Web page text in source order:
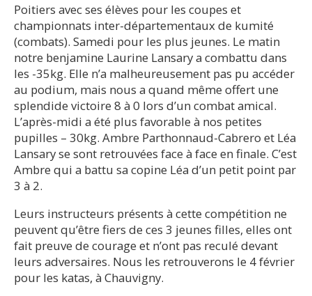
Poitiers avec ses élèves pour les coupes et
championnats inter-départementaux de kumité
(combats). Samedi pour les plus jeunes. Le matin
notre benjamine Laurine Lansary a combattu dans
les -35kg. Elle n’a malheureusement pas pu accéder
au podium, mais nous a quand même offert une
splendide victoire 8 à 0 lors d’un combat amical.
L’après-midi a été plus favorable à nos petites
pupilles – 30kg. Ambre Parthonnaud-Cabrero et Léa
Lansary se sont retrouvées face à face en finale. C’est
Ambre qui a battu sa copine Léa d’un petit point par
3 à 2.
Leurs instructeurs présents à cette compétition ne
peuvent qu’être fiers de ces 3 jeunes filles, elles ont
fait preuve de courage et n’ont pas reculé devant
leurs adversaires. Nous les retrouverons le 4 février
pour les katas, à Chauvigny.